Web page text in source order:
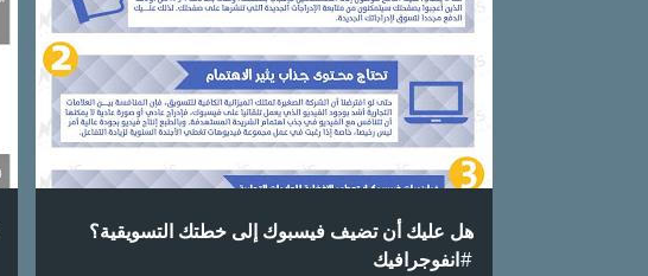
هل عليك أن تضيف فيسبوك إلى خطتك التسويقية؟
#انفوجرافيك
اعلام اجتماعي انفوجراف انفوجرافيك انفوغرافيك +
2